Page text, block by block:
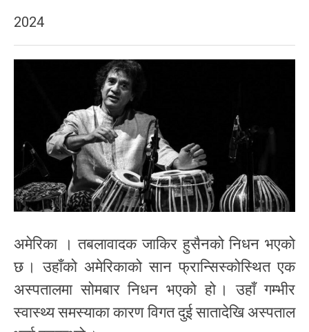
2024
अमेरिका । तबलावादक जाकिर हुसैनको निधन भएको
छ । उहाँको अमेरिकाको सान फ्रान्सिस्कोस्थित एक
अस्पतालमा सोमबार निधन भएको हो । उहाँ गम्भीर
स्वास्थ्य समस्याका कारण विगत दुई सातादेखि अस्पताल